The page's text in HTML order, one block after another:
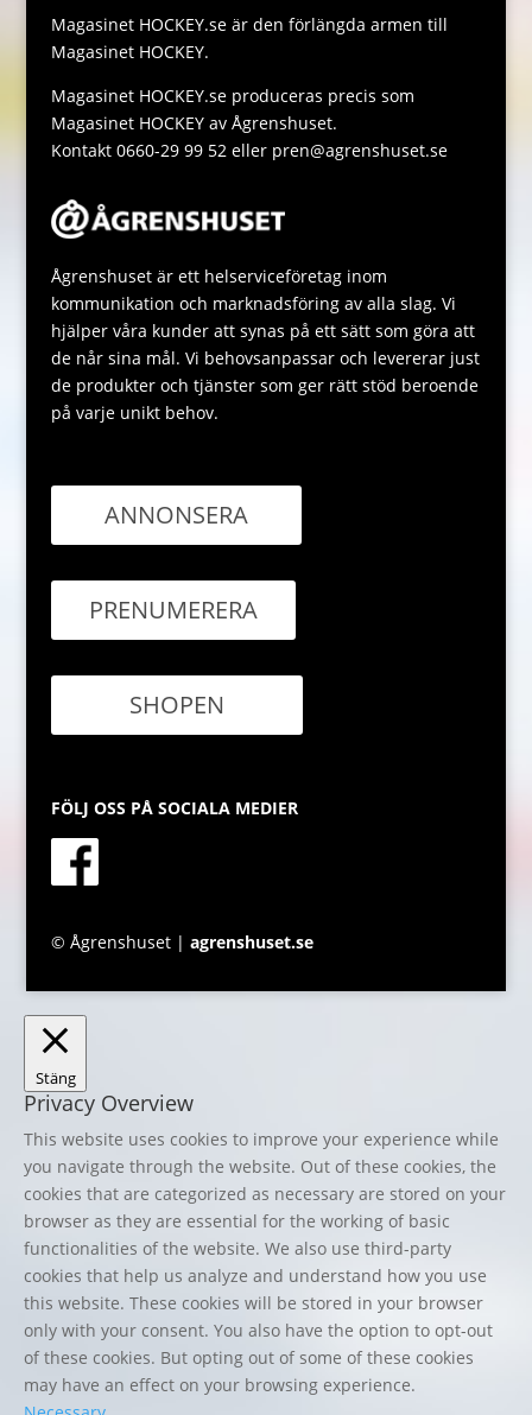
k
p
g
Magasinet HOCKEY.se är den förlängda armen till
Magasinet HOCKEY.
Magasinet HOCKEY.se produceras precis som
Magasinet HOCKEY av Ågrenshuset.
Kontakt 0660-29 99 52 eller pren@agrenshuset.se
Ågrenshuset är ett helserviceföretag inom
kommunikation och marknadsföring av alla slag. Vi
hjälper våra kunder att synas på ett sätt som göra att
de når sina mål. Vi behovsanpassar och levererar just
de produkter och tjänster som ger rätt stöd beroende
på varje unikt behov.
ANNONSERA
PRENUMERERA
SHOPEN
FÖLJ OSS PÅ SOCIALA MEDIER
© Ågrenshuset | agrenshuset.se
Stäng
Privacy Overview
This website uses cookies to improve your experience while
you navigate through the website. Out of these cookies, the
cookies that are categorized as necessary are stored on your
browser as they are essential for the working of basic
functionalities of the website. We also use third-party
cookies that help us analyze and understand how you use
this website. These cookies will be stored in your browser
only with your consent. You also have the option to opt-out
of these cookies. But opting out of some of these cookies
may have an effect on your browsing experience.